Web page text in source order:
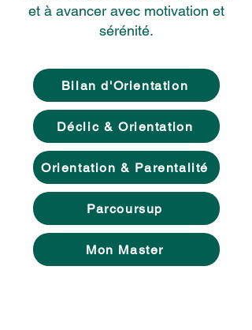
et à avancer avec motivation et
sérénité.
Bilan d'Orientation
Déclic & Orientation
Orientation & Parentalité
Parcoursup
Mon Master